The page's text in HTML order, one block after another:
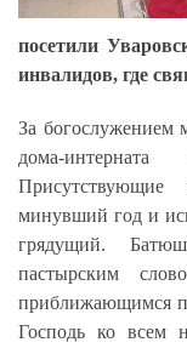
посетили
инвалидов, где
За богослужением
дома-
минувший год и
грядущий.
пастырским
приближающимся
Господь ко всем